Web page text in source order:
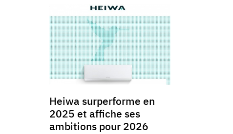
Heiwa surperforme en
2025 et affiche ses
ambitions pour 2026